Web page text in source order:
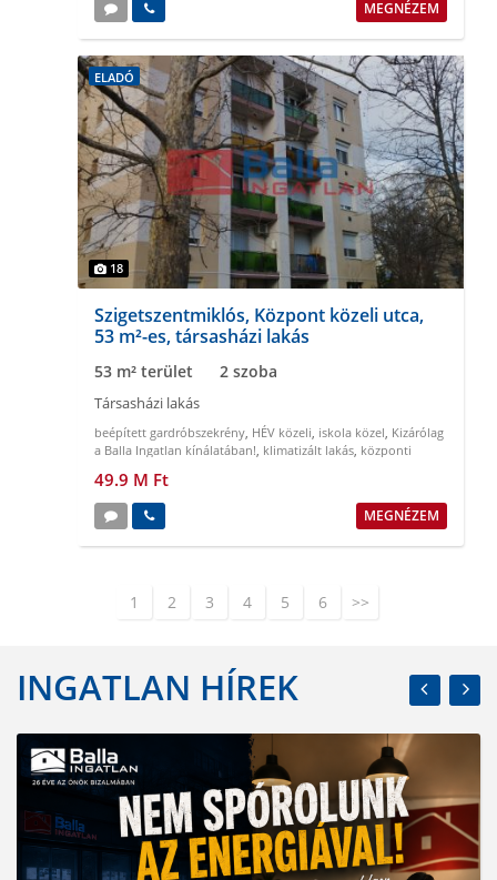
MEGNÉZEM
ELADÓ
18
Szigetszentmiklós, Központ közeli utca,
53 m²-es, társasházi lakás
53 m² terület 2 szoba
Társasházi lakás
beépített gardróbszekrény, HÉV közeli, iskola közel, Kizárólag
a Balla Ingatlan kínálatában!, klimatizált lakás, központi
49.9 M Ft
MEGNÉZEM
1 2 3 4 5 6 >>
INGATLAN HÍREK